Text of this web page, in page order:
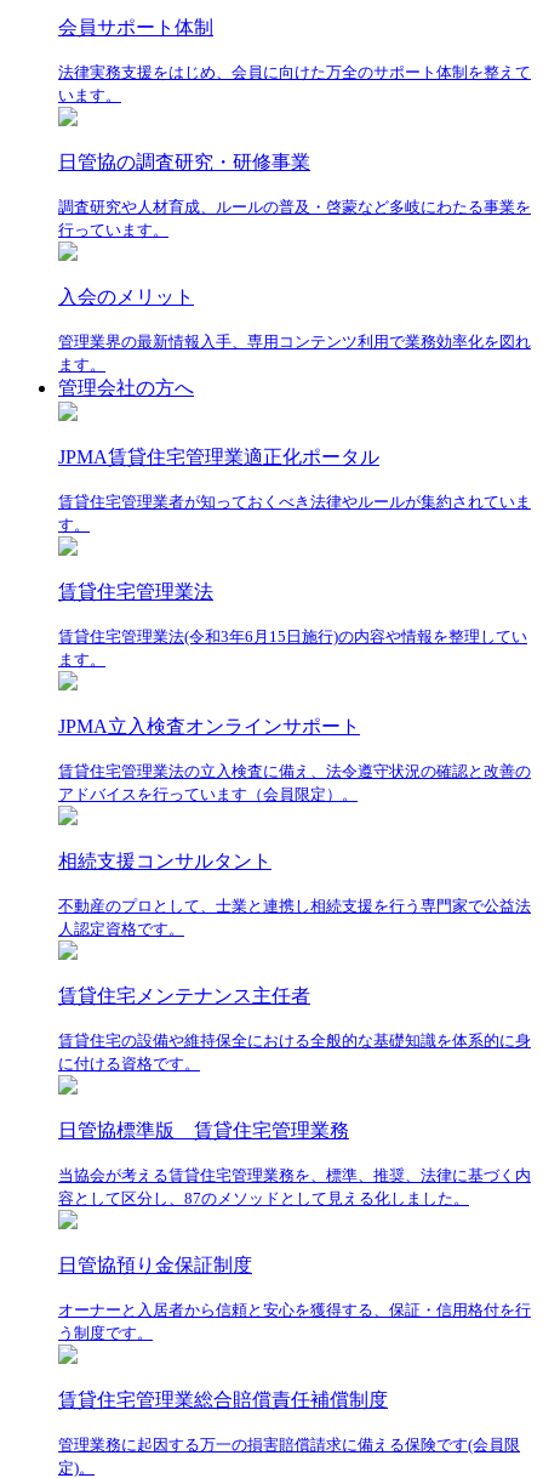
会員サポート体制
法律実務支援をはじめ、会員に向けた万全のサポート体制を整えて
います。
日管協の調査研究・研修事業
調査研究や人材育成、ルールの普及・啓蒙など多岐にわたる事業を
行っています。
入会のメリット
管理業界の最新情報入手、専用コンテンツ利用で業務効率化を図れ
ます。
管理会社の方へ
JPMA賃貸住宅管理業適正化ポータル
賃貸住宅管理業者が知っておくべき法律やルールが集約されていま
す。
賃貸住宅管理業法
賃貸住宅管理業法(令和3年6月15日施行)の内容や情報を整理してい
ます。
JPMA立入検査オンラインサポート
賃貸住宅管理業法の立入検査に備え、法令遵守状況の確認と改善の
アドバイスを行っています（会員限定）。
相続支援コンサルタント
不動産のプロとして、士業と連携し相続支援を行う専門家で公益法
人認定資格です。
賃貸住宅メンテナンス主任者
賃貸住宅の設備や維持保全における全般的な基礎知識を体系的に身
に付ける資格です。
日管協標準版 賃貸住宅管理業務
当協会が考える賃貸住宅管理業務を、標準、推奨、法律に基づく内
容として区分し、87のメソッドとして見える化しました。
日管協預り金保証制度
オーナーと入居者から信頼と安心を獲得する、保証・信用格付を行
う制度です。
賃貸住宅管理業総合賠償責任補償制度
管理業務に起因する万一の損害賠償請求に備える保険です(会員限
定)。